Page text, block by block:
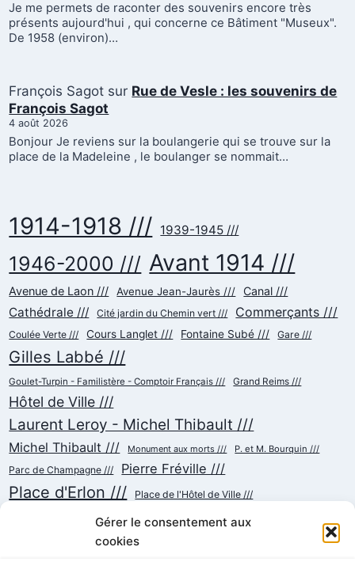
Gérer le consentement aux
cookies
Je me permets de raconter des souvenirs encore très
présents aujourd'hui , qui concerne ce Bâtiment "Museux".
De 1958 (environ)…
François Sagot sur Rue de Vesle : les souvenirs de
François Sagot
4 août 2026
Bonjour Je reviens sur la boulangerie qui se trouve sur la
place de la Madeleine , le boulanger se nommait…
1914-1918 /// 1939-1945 ///
1946-2000 /// Avant 1914 ///
Avenue de Laon /// Avenue Jean-Jaurès /// Canal ///
Cathédrale /// Cité jardin du Chemin vert /// Commerçants ///
Coulée Verte /// Cours Langlet /// Fontaine Subé /// Gare ///
Gilles Labbé ///
Goulet-Turpin - Familistère - Comptoir Français /// Grand Reims ///
Hôtel de Ville ///
Laurent Leroy - Michel Thibault ///
Michel Thibault /// Monument aux morts /// P. et M. Bourquin ///
Parc de Champagne /// Pierre Fréville ///
Place d'Erlon /// Place de l'Hôtel de Ville ///
Place de la République /// Place du Cardinal Luçon ///
Place du Forum/des Marchés ///